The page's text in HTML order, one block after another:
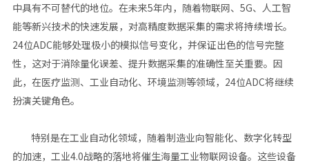
中具有不可替代的地位。在未来5年内，随着物联网、5G、人工智
能等新兴技术的快速发展，对高精度数据采集的需求将持续增长。
24位ADC能够处理极小的模拟信号变化，并保证出色的信号完整
性，这对于消除量化误差、提升数据采集的准确性至关重要。因
此，在医疗监测、工业自动化、环境监测等领域，24位ADC将继续
扮演关键角色‌。
特别是在工业自动化领域，随着制造业向智能化、数字化转型
的加速，工业4.0战略的落地将催生海量工业物联网设备。这些设备